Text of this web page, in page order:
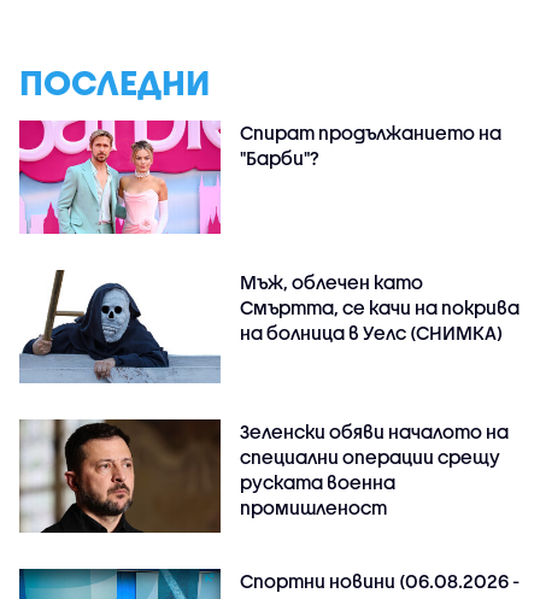
ПОСЛЕДНИ
Спират продължанието на
"Барби"?
Мъж, облечен като
Смъртта, се качи на покрива
на болница в Уелс (СНИМКА)
Зеленски обяви началото на
специални операции срещу
руската военна
промишленост
Спортни новини (06.08.2026 -